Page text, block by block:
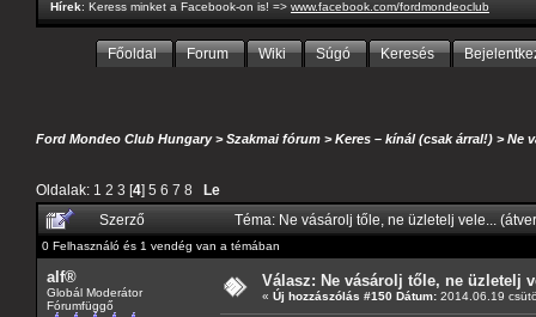
Hírek: Keress minket a Facebook-on is! => www.facebook.com/fordmondeoclub
Főoldal Forum Wiki Súgó Keresés
Ford Mondeo Club Hungary>Szakmai fórum >Keres – kínál (csak árral!) >Ne
Oldalak: 1 2 3 [4] 5 6 7 8
Le
Szerző
Téma: Ne vásárolj tőle, ne üzletelj vele...
0 Felhasználó és 1 vendég van a témában
alf®
Globál Moderátor
Fórumfüggő
Válasz: Ne vásárolj tőle, ne üzletelj
« Új hozzászólás #150 Dátum: 2014.06.19